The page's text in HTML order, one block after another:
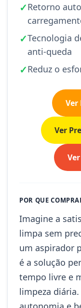
✓Retorno
✓Tecnologia
anti-queda
✓Reduz o
Ver
Ver
POR QUE
Imagine a
limpa sem
um aspirador
é a solução
tempo livre e
limpeza